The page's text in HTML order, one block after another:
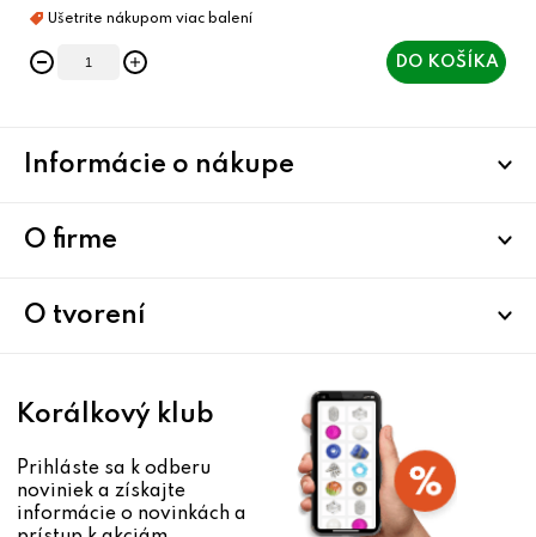
DO KOŠÍKA
Informácie o nákupe
O firme
O tvorení
Korálkový klub
Prihláste sa k odberu
noviniek a získajte
informácie o novinkách a